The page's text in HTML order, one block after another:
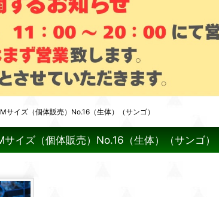
イズ（個体販売）No.16（生体）（サンゴ）
イズ（個体販売）No.16（生体）（サンゴ）